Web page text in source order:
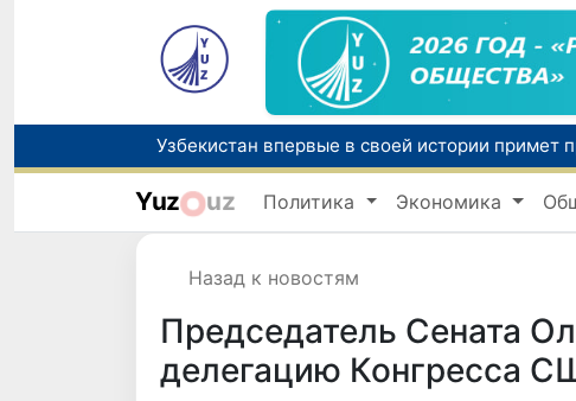
Yuz uz Политика Экономика
Назад к новостям
Председатель Сената
делегацию Конгресса